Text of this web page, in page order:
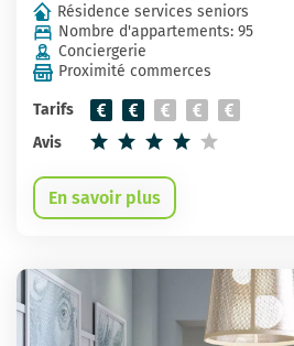
Résidence services seniors
Nombre d'appartements: 95
Conciergerie
Proximité commerces
Tarifs
Avis
En savoir plus